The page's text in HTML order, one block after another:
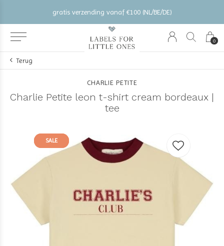
0
gratis verzending vanaf €100 (NL/BE/DE)
Terug
CHARLIE PETITE
Charlie Petite leon t-shirt cream bordeaux |
tee
SALE
SALE